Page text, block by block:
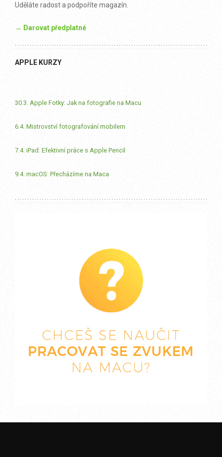
Uděláte radost a podpoříte magazín.
→ Darovat předplatné
APPLE KURZY
30.3. Apple Fotky: Jak na fotografie na Macu
6.4. Mistrovství fotografování mobilem
7.4. iPad: Efektivní práce s Apple Pencil
9.4. macOS: Přecházíme na Maca